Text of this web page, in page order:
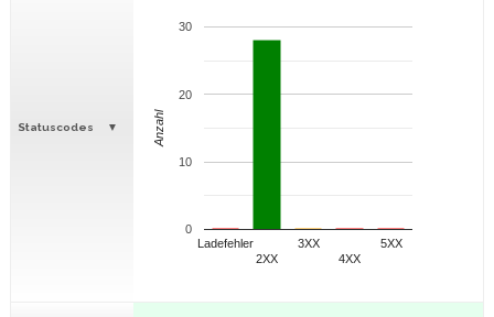
Statuscodes
Ladefehler
2XX
3XX
4XX
5XX
0
10
20
30
Anzahl